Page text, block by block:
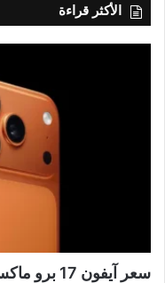
الأكثر قراءة
سعر آيفون 17 برو ماكس والمواصفات الرسمية